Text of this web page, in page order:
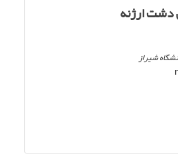
دشت ارژنه
شیراز